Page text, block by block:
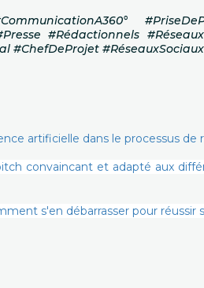
#Rédactionnels
#ChefDeProjet #RéseauxSociaux
artificielle dans le processus
convaincant et adapté aux
s'en débarrasser pour réussir